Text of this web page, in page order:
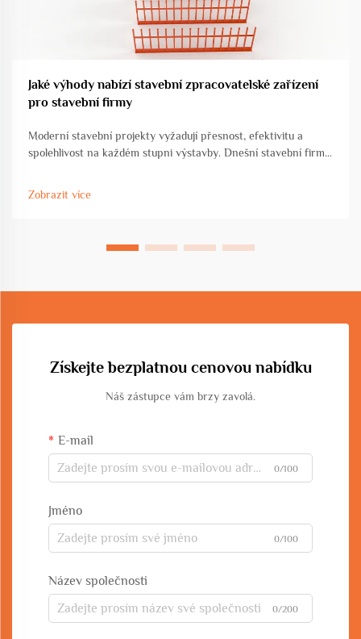
Jaké výhody nabízí stavební zpracovatelské zařízení
pro stavební firmy
Moderní stavební projekty vyžadují přesnost, efektivitu a
spolehlivost na každém stupni výstavby. Dnešní stavební firmy
Zobrazit více
Získejte bezplatnou cenovou nabídku
Náš zástupce vám brzy zavolá.
E-mail
0/100
Jméno
0/100
Název společnosti
0/200